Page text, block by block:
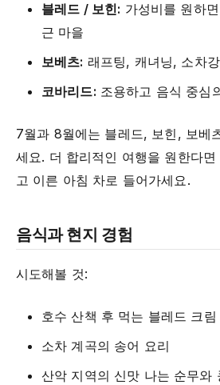
블레드 / 보힌: 가성비를 원하
근 마을
보베츠: 래프팅, 캐녀닝, 소차
코바리드: 조용하고 음식 중심
7월과 8월에는 블레드, 보힌, 보베
세요. 더 합리적인 여행을 원한다
고 이른 아침 차로 들어가세요.
음식과 현지 경험
시도해볼 것:
호수 산책 후 먹는 블레드 크림
소차 계곡의 송어 요리
산악 지역의 신맛 나는 순무와